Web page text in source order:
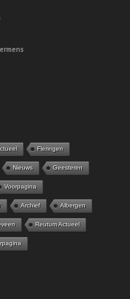
Fleringen
Nieuws Geesteren
Voorpagina
Archief Albergen
Reutum Actueel